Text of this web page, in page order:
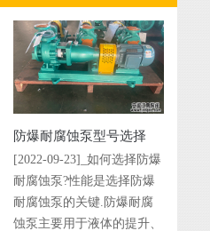
防爆耐腐蚀泵型号选择
[2022-09-23]_如何选择防爆
耐腐蚀泵?性能是选择防爆
耐腐蚀泵的关键.防爆耐腐
蚀泵主要用于液体的提升、